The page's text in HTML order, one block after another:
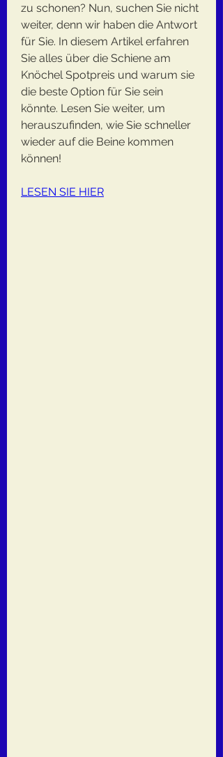
zu schonen? Nun, suchen Sie nicht
weiter, denn wir haben die Antwort
für Sie. In diesem Artikel erfahren
Sie alles über die Schiene am
Knöchel Spotpreis und warum sie
die beste Option für Sie sein
könnte. Lesen Sie weiter, um
herauszufinden, wie Sie schneller
wieder auf die Beine kommen
können!
LESEN SIE HIER